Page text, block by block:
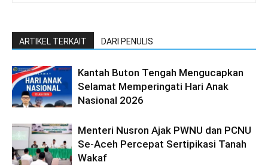
ARTIKEL TERKAIT DARI PENULIS
Kantah Buton Tengah Mengucapkan
Selamat Memperingati Hari Anak
Nasional 2026
Menteri Nusron Ajak PWNU dan PCNU
Se-Aceh Percepat Sertipikasi Tanah
Wakaf